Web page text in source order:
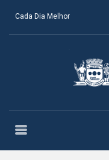
Cada Dia Melhor